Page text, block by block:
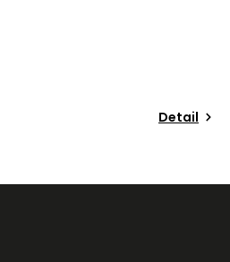
Detail